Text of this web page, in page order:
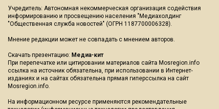
Учредитель: Автономная некоммерческая организация содействия
информированию и просвещению населения "Медиахолдинг
"Общественная служба новостей" (ОГРН 1187700006328).
Мнение редакции может не совпадать с мнением авторов.
Скачать презентацию: Медиа-кит
При перепечатке или цитировании материалов сайта Mosregion.info
ссылка на источник обязательна, при использовании в Интернет-
изданиях и на сайтах обязательна прямая гиперссылка на сайт
Mosregion.info.
На информационном ресурсе применяются рекомендательные